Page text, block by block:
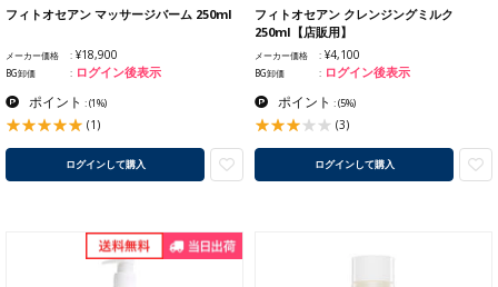
フィトオセアン マッサージバーム 250ml
メーカー価格 ¥18,900
BG卸価 ログイン後表示
ポイント :(1%)
(1)
ログインして購入
フィトオセアン クレンジングミルク
250ml【店販用】
メーカー価格 ¥4,100
BG卸価 ログイン後表示
ポイント :(5%)
(3)
ログインして購入